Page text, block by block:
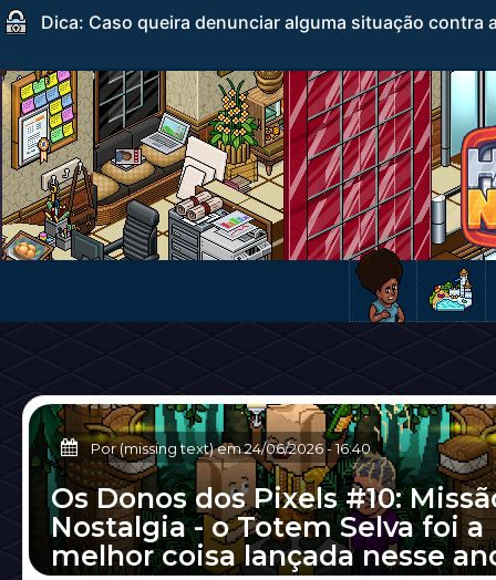
Dica: Caso queira denunciar alguma situação
Por (missing text) em24/06/2026-16:40
Os Donos dos Pixels #10:
Nostalgia - o Totem Selva foi a
melhor coisa lançada nesse